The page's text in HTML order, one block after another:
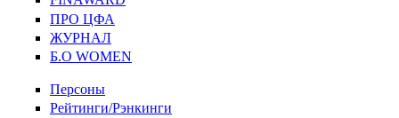
ПРО ЦФА
ЖУРНАЛ
Б.О WOMEN
Персоны
Рейтинги/Рэнкинги